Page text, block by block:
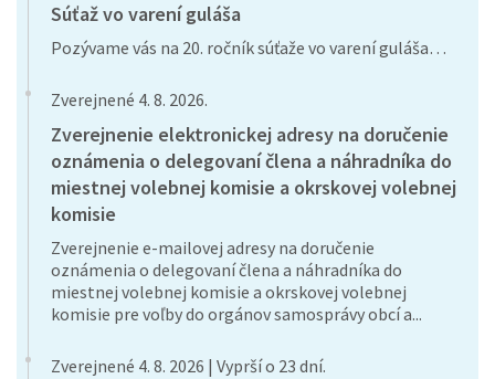
Súťaž vo varení guláša
Pozývame vás na 20. ročník súťaže vo varení guláša…
Zverejnené 4. 8. 2026.
Zverejnenie elektronickej adresy na doručenie
oznámenia o delegovaní člena a náhradníka do
miestnej volebnej komisie a okrskovej volebnej
komisie
Zverejnenie e-mailovej adresy na doručenie
oznámenia o delegovaní člena a náhradníka do
miestnej volebnej komisie a okrskovej volebnej
komisie pre voľby do orgánov samosprávy obcí a...
Zverejnené 4. 8. 2026 | Vyprší o 23 dní.